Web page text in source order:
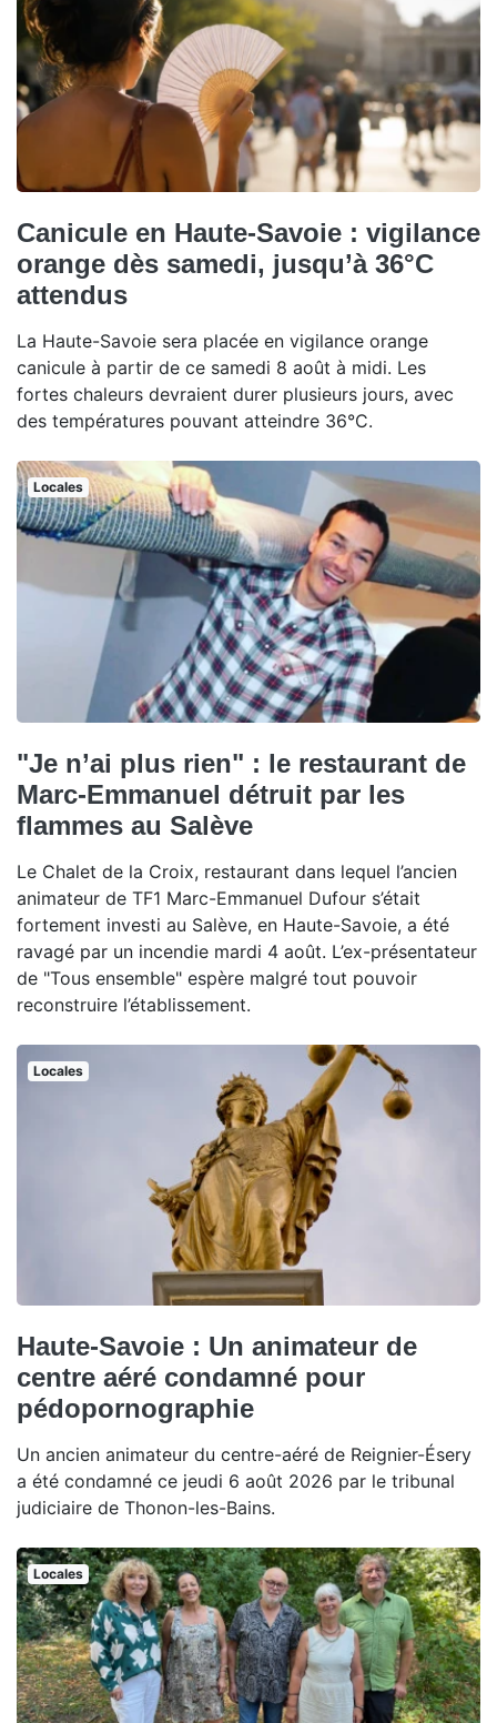
Canicule en Haute-Savoie : vigilance
orange dès samedi, jusqu’à 36°C
attendus
La Haute-Savoie sera placée en vigilance orange
canicule à partir de ce samedi 8 août à midi. Les
fortes chaleurs devraient durer plusieurs jours, avec
des températures pouvant atteindre 36°C.
Locales
"Je n’ai plus rien" : le restaurant de
Marc-Emmanuel détruit par les
flammes au Salève
Le Chalet de la Croix, restaurant dans lequel l’ancien
animateur de TF1 Marc-Emmanuel Dufour s’était
fortement investi au Salève, en Haute-Savoie, a été
ravagé par un incendie mardi 4 août. L’ex-présentateur
de "Tous ensemble" espère malgré tout pouvoir
reconstruire l’établissement.
Locales
Haute-Savoie : Un animateur de
centre aéré condamné pour
pédopornographie
Un ancien animateur du centre-aéré de Reignier-Ésery
a été condamné ce jeudi 6 août 2026 par le tribunal
judiciaire de Thonon-les-Bains.
Locales